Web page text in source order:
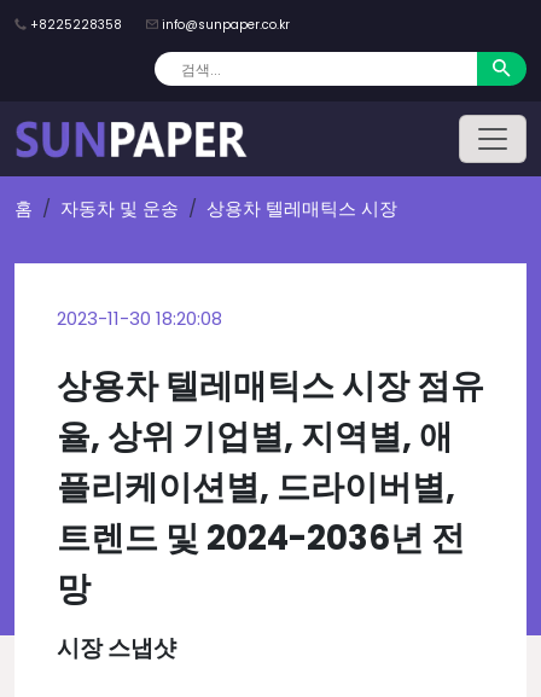
+8225228358 info@sunpaper.co.kr
홈 자동차 및 운송 상용차 텔레매틱스 시장
2023-11-30 18:20:08
상용차 텔레매틱스 시장 점유
율, 상위 기업별, 지역별, 애
플리케이션별, 드라이버별,
트렌드 및 2024-2036년 전
망
시장 스냅샷